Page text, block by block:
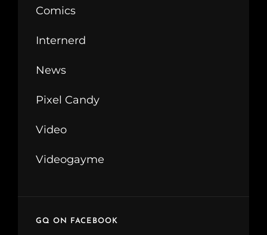
Comics
Internerd
News
Pixel Candy
Video
Videogayme
GQ ON FACEBOOK